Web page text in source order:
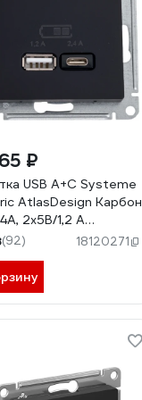
₽
USB A+С Systeme
AtlasDesign Карбон
2х5В/1,2 А
(92) 18120271